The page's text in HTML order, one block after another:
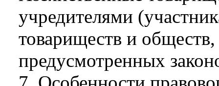
учредителями
товариществ и
предусмотренных